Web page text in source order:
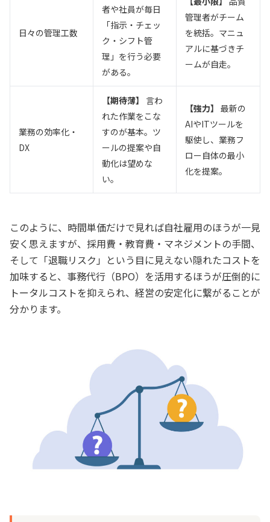
日々の管理工数
者や社員が毎日
「指示・チェッ
ク・シフト管
理」を行う必要
がある。
管理者がチーム
を統括。マニュ
アルに基づきチ
ームが自走。
業務の効率化・
DX
【期待薄】
言わ
れた作業をこな
すのが基本。ツ
ールの提案や自
動化は望めな
い。
【強力】 最新の
AIやITツールを
駆使し、業務フ
ロー自体の最小
化を提案。
このように、時間単価だけで見れば自社雇用のほうが一見
安く思えますが、採用費・教育費・マネジメントの手間、
そして「退職リスク」という目に見えない隠れたコストを
加味すると、事務代行（BPO）を活用するほうが圧倒的に
トータルコストを抑えられ、経営の安定化に繋がることが
分かります。